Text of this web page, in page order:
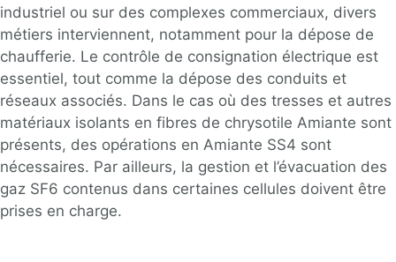
industriel ou sur des complexes commerciaux, divers
métiers interviennent, notamment pour la dépose de
chaufferie. Le contrôle de consignation électrique est
essentiel, tout comme la dépose des conduits et
réseaux associés. Dans le cas où des tresses et autres
matériaux isolants en fibres de chrysotile Amiante sont
présents, des opérations en Amiante SS4 sont
nécessaires. Par ailleurs, la gestion et l’évacuation des
gaz SF6 contenus dans certaines cellules doivent être
prises en charge.